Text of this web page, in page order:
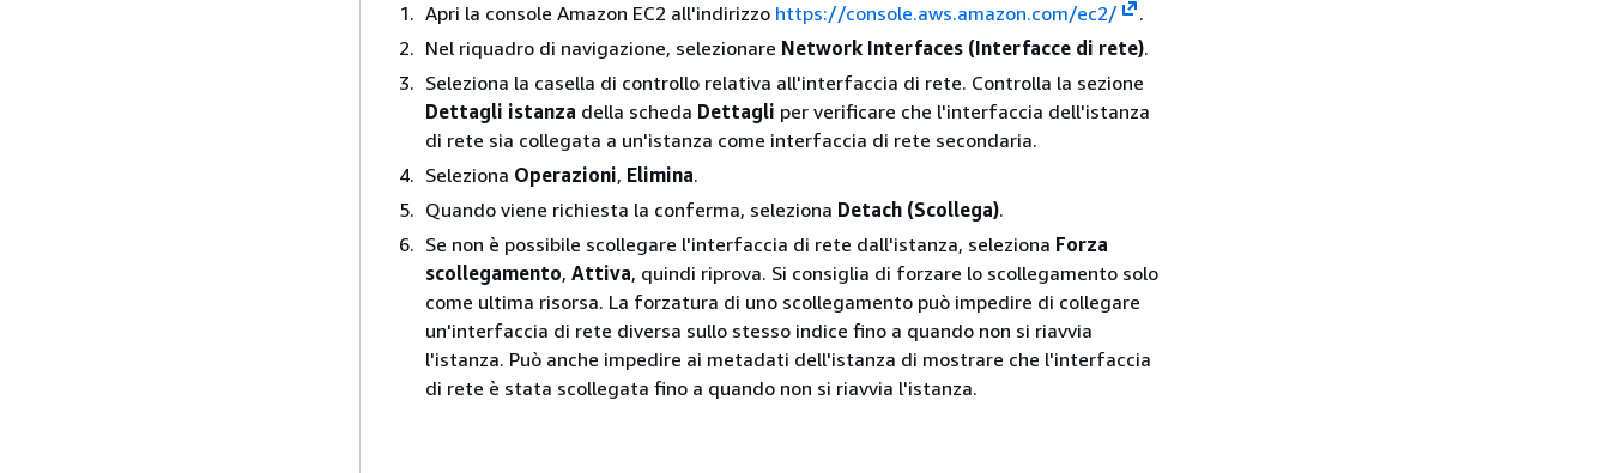
Apri la console Amazon EC2 all'indirizzo https://console.aws.amazon.com/ec2/
.
Nel riquadro di navigazione, selezionare Network Interfaces (Interfacce di rete).
Seleziona la casella di controllo relativa all'interfaccia di rete. Controlla la sezione
Dettagli istanza della scheda Dettagli per verificare che l'interfaccia dell'istanza
di rete sia collegata a un'istanza come interfaccia di rete secondaria.
Seleziona Operazioni, Elimina.
Quando viene richiesta la conferma, seleziona Detach (Scollega).
Se non è possibile scollegare l'interfaccia di rete dall'istanza, seleziona Forza
scollegamento, Attiva, quindi riprova. Si consiglia di forzare lo scollegamento solo
come ultima risorsa. La forzatura di uno scollegamento può impedire di collegare
un'interfaccia di rete diversa sullo stesso indice fino a quando non si riavvia
l'istanza. Può anche impedire ai metadati dell'istanza di mostrare che l'interfaccia
di rete è stata scollegata fino a quando non si riavvia l'istanza.